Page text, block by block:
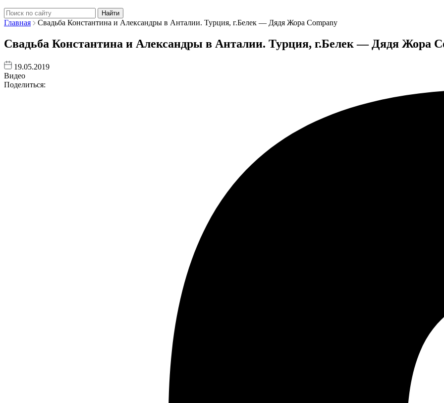
Найти:
Главная
Свадьба Константина и Александры в Анталии. Турция, г.Белек — Дядя Жора Company
Свадьба Константина и Александры в Анталии. Турция, г.Белек — Дядя Жора
19.05.2019
Видео
Поделиться: